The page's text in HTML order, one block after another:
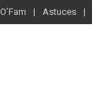
O’Fam Astuces